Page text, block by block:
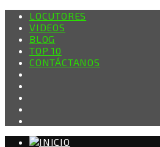
LOCUTORES
VIDEOS
BLOG
TOP 10
CONTÁCTANOS